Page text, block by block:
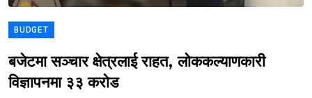
BUDGET
बजेटमा सञ्चार क्षेत्रलाई राहत, लोककल्याणकारी
विज्ञापनमा ३३ करोड